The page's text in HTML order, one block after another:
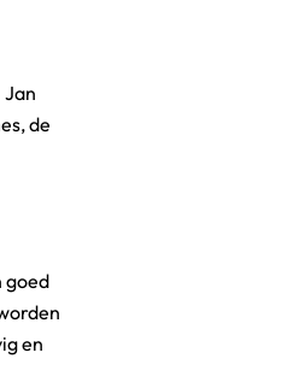
goed
en